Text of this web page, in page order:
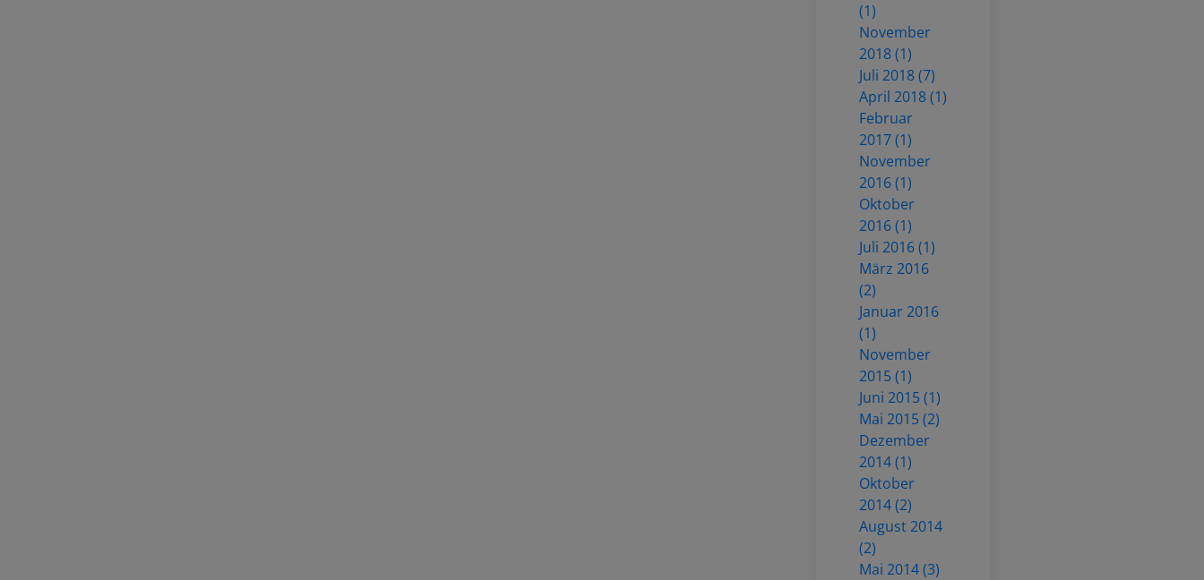
(1)
November
2018 (1)
Juli 2018 (7)
April 2018 (1)
Februar
2017 (1)
November
2016 (1)
Oktober
2016 (1)
Juli 2016 (1)
März 2016
(2)
Januar 2016
(1)
November
2015 (1)
Juni 2015 (1)
Mai 2015 (2)
Dezember
2014 (1)
Oktober
2014 (2)
August 2014
(2)
Mai 2014 (3)